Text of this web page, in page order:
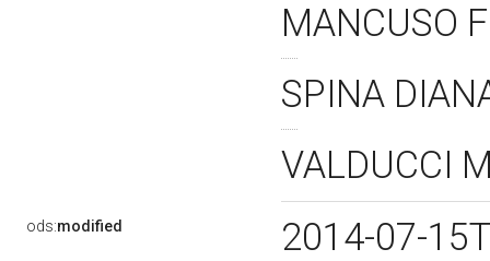
MANCUSO
SPINA
VALDUCCI
ods:modified 2014-07-